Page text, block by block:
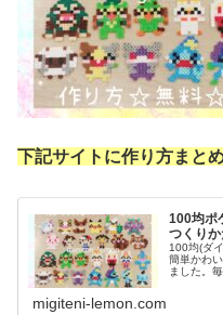
下記サイトに作り方まと
100均ポ
つくりか
100均(ダ
簡単かわ
ました。
migiteni-lemon.com